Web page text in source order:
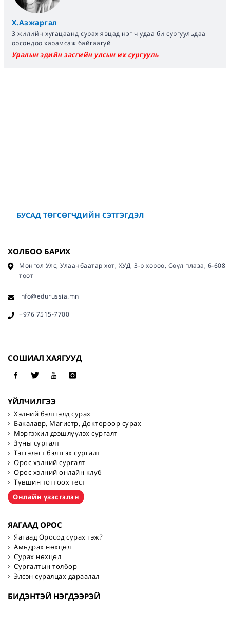
Х.Азжаргал
3 жилийн хугацаанд сурах явцад нэг ч удаа би сургуульдаа
орсондоо харамсаж байгаагүй
Уралын эдийн засгийн улсын их сургууль
БУСАД ТӨГСӨГЧДИЙН СЭТГЭГДЭЛ
ХОЛБОО БАРИХ
Монгол Улс, Улаанбаатар хот, ХУД, 3-р хороо, Сөүл плаза, 6-608
тоот
info@edurussia.mn
+976 7515-7700
СОШИАЛ ХАЯГУУД
ҮЙЛЧИЛГЭЭ
Хэлний бэлтгэлд сурах
Бакалавр, Магистр, Доктороор сурах
Мэргэжил дээшлүүлэх сургалт
Зуны сургалт
Тэтгэлэгт бэлтгэх сургалт
Орос хэлний сургалт
Орос хэлний онлайн клуб
Түвшин тогтоох тест
Онлайн үзэсгэлэн
ЯАГААД ОРОС
Яагаад Оросод сурах гэж?
Амьдрах нөхцөл
Сурах нөхцөл
Сургалтын төлбөр
Элсэн суралцах дараалал
БИДЭНТЭЙ НЭГДЭЭРЭЙ